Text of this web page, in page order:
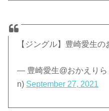
【ジングル】豊崎愛生
— 豊崎愛生@おかえり
n) September 27, 2021